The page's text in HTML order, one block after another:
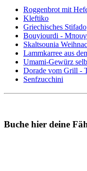
Roggenbrot mit
Kleftiko
Griechisches Stifado
Bouyiourdi -
Skaltsounia
Lammkarree aus
Umami-Gewürz
Dorade vom Grill -
Senfzucchini
Buche hier deine